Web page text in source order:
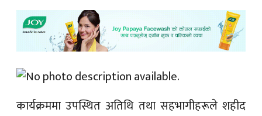
कार्यक्रममा उपस्थित अतिथि तथा सहभागीहरूले शहीद